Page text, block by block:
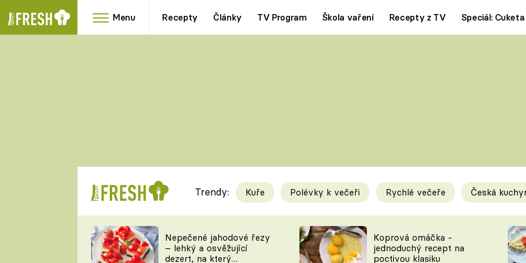
Menu Recepty Články TV Program Škola vaření Recepty z TV Speciál: Cuketa
RYCHLOVKY
Videorecepty
TEĎ VAŘÍ ŠÉF!
Tipy a triky
KAM ZA JÍDLEM
Trendy: Kuře Polévky k večeři Rychlé večeře Česká
Nepečené jahodové řezy
– lehký a osvěžující
dezert, na který
Koprová omáčka -
jednoduchý recept na
poctivou klasiku